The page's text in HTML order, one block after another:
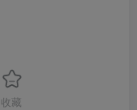
收藏